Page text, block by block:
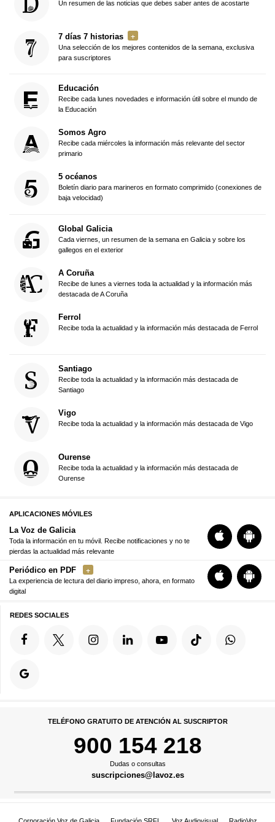
Un resumen de las noticias que debes saber antes de acostarte
7 días 7 historias
Una selección de los mejores contenidos de la semana, exclusiva
para suscriptores
Educación
Recibe cada lunes novedades e información útil sobre el mundo de
la Educación
Somos Agro
Recibe cada miércoles la información más relevante del sector
primario
5 océanos
Boletín diario para marineros en formato comprimido (conexiones de
baja velocidad)
Global Galicia
Cada viernes, un resumen de la semana en Galicia y sobre los
gallegos en el exterior
A Coruña
Recibe de lunes a viernes toda la actualidad y la información más
destacada de A Coruña
Ferrol
Recibe toda la actualidad y la información más destacada de Ferrol
Santiago
Recibe toda la actualidad y la información más destacada de
Santiago
Vigo
Recibe toda la actualidad y la información más destacada de Vigo
Ourense
Recibe toda la actualidad y la información más destacada de
Ourense
APLICACIONES MÓVILES
La Voz de Galicia
Toda la información en tu móvil. Recibe notificaciones y no te
pierdas la actualidad más relevante
Periódico en PDF
La experiencia de lectura del diario impreso, ahora, en formato
digital
REDES SOCIALES
TELÉFONO GRATUITO DE ATENCIÓN AL SUSCRIPTOR
900 154 218
Dudas o consultas
suscripciones@lavoz.es